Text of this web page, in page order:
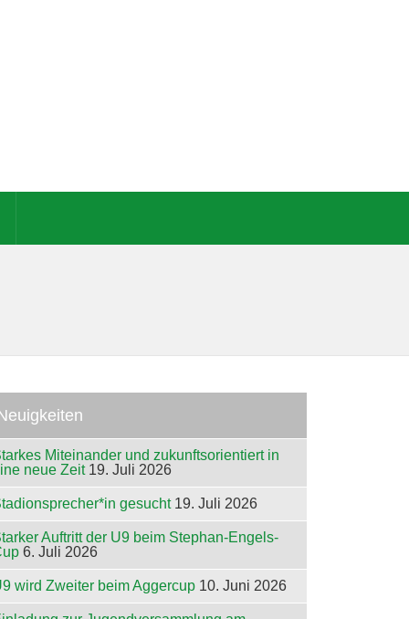
Miteinander und zukunftsorientiert in
neue Zeit 19. Juli 2026
gesucht 19. Juli 2026
Auftritt der U9 beim Stephan-Engels-
6. Juli 2026
wird Zweiter beim Aggercup 10. Juni 2026